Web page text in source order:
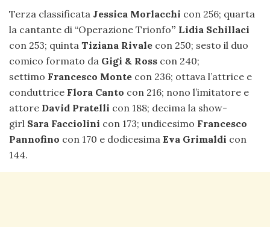
Terza classificata Jessica Morlacchi con 256; quarta
la cantante di “Operazione Trionfo” Lidia Schillaci
con 253; quinta Tiziana Rivale con 250; sesto il duo
comico formato da Gigi & Ross con 240;
settimo Francesco Monte con 236; ottava l’attrice e
conduttrice Flora Canto con 216; nono l’imitatore e
attore David Pratelli con 188; decima la show-
girl Sara Facciolini con 173; undicesimo Francesco
Pannofino con 170 e dodicesima Eva Grimaldi con
144.